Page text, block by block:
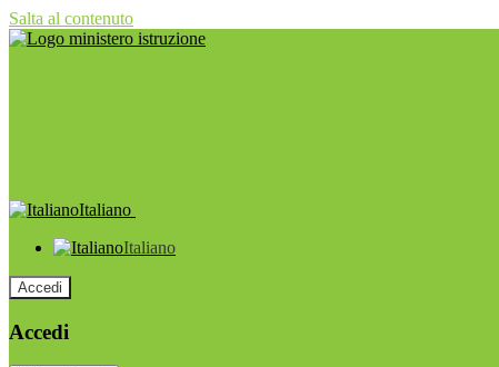
Salta al contenuto
Italiano
Italiano
Accedi
Accedi